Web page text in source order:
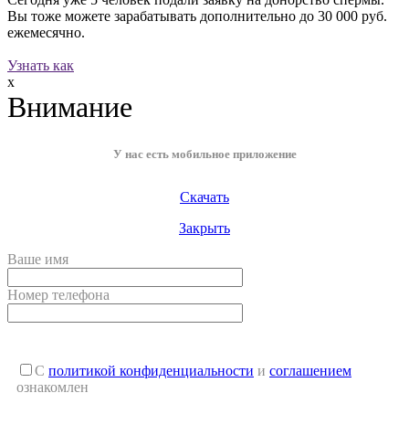
Вы тоже можете зарабатывать дополнительно до 30 000 руб.
ежемесячно.
Узнать как
x
Внимание
У нас есть мобильное приложение
Скачать
Закрыть
Ваше имя
Номер телефона
С политикой конфиденциальности и соглашением
ознакомлен